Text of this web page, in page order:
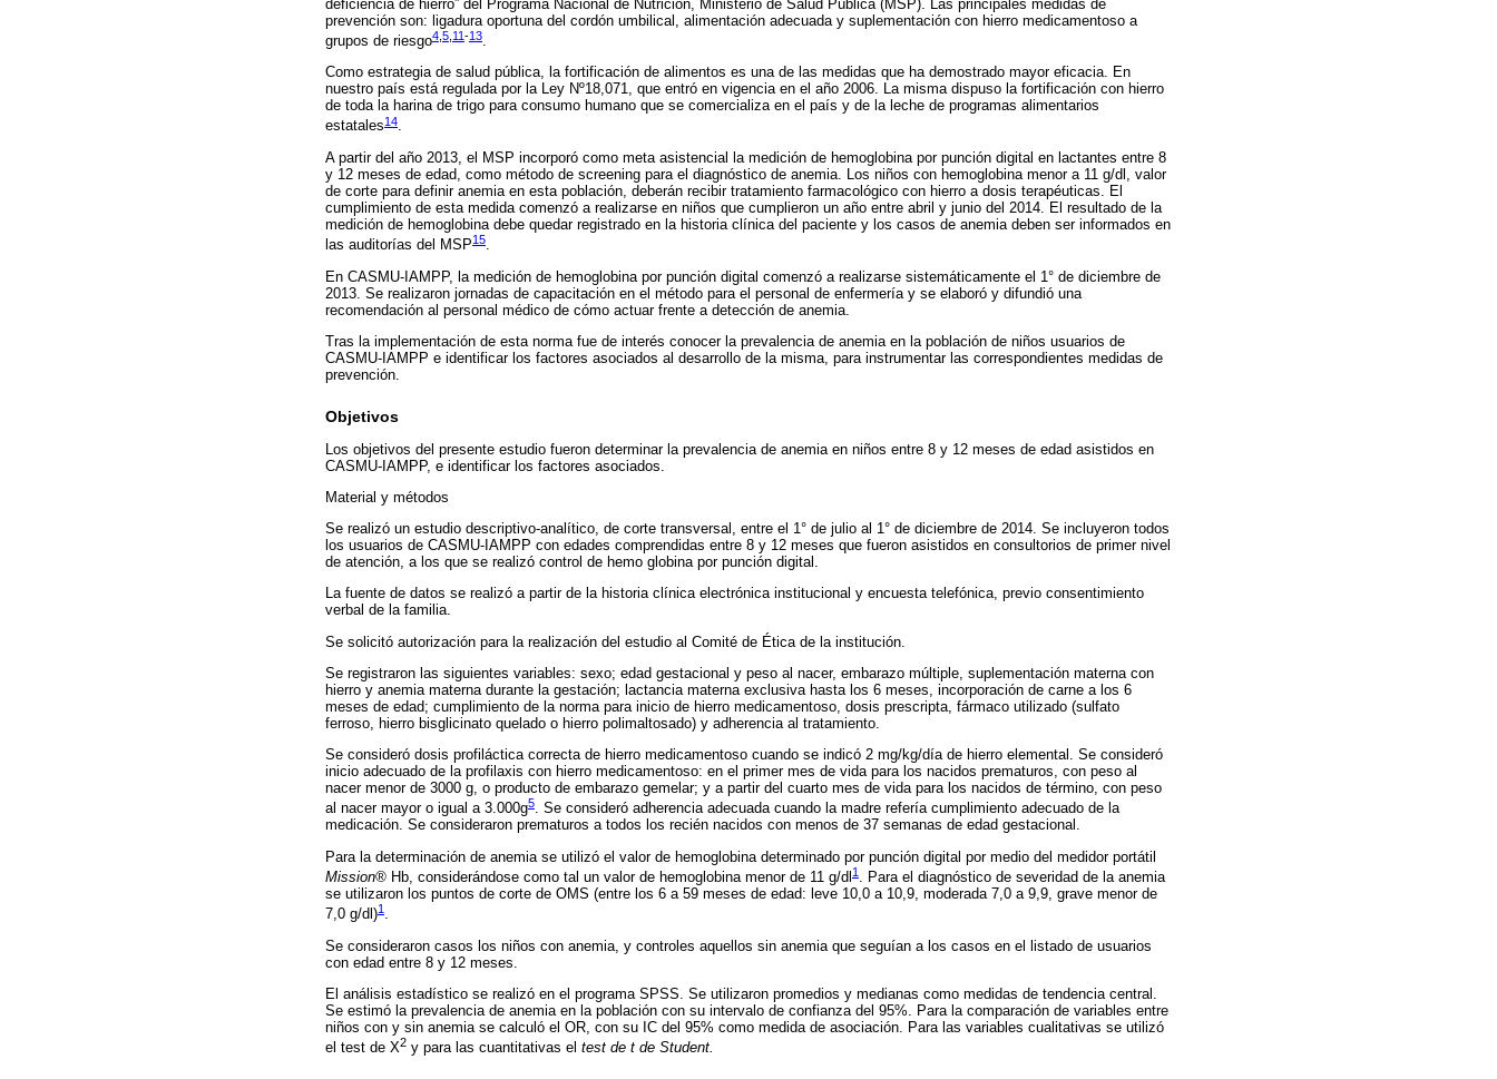
deficiencia de hierro” del Programa Nacional de Nutrición, Ministerio de Salud Pública (MSP). Las principales medidas de
prevención son: ligadura oportuna del cordón umbilical, alimentación adecuada y suplementación con hierro medicamentoso a
grupos de riesgo4 5 11-13.
Como estrategia de salud pública, la fortificación de alimentos es una de las medidas que ha demostrado mayor eficacia. En
nuestro país está regulada por la Ley Nº18,071, que entró en vigencia en el año 2006. La misma dispuso la fortificación con hierro
de toda la harina de trigo para consumo humano que se comercializa en el país y de la leche de programas alimentarios
estatales14.
A partir del año 2013, el MSP incorporó como meta asistencial la medición de hemoglobina por punción digital en lactantes entre 8
y 12 meses de edad, como método de screening para el diagnóstico de anemia. Los niños con hemoglobina menor a 11 g/dl, valor
de corte para definir anemia en esta población, deberán recibir tratamiento farmacológico con hierro a dosis terapéuticas. El
cumplimiento de esta medida comenzó a realizarse en niños que cumplieron un año entre abril y junio del 2014. El resultado de la
medición de hemoglobina debe quedar registrado en la historia clínica del paciente y los casos de anemia deben ser informados en
las auditorías del MSP15.
En CASMU-IAMPP, la medición de hemoglobina por punción digital comenzó a realizarse sistemáticamente el 1° de diciembre de
2013. Se realizaron jornadas de capacitación en el método para el personal de enfermería y se elaboró y difundió una
recomendación al personal médico de cómo actuar frente a detección de anemia.
Tras la implementación de esta norma fue de interés conocer la prevalencia de anemia en la población de niños usuarios de
CASMU-IAMPP e identificar los factores asociados al desarrollo de la misma, para instrumentar las correspondientes medidas de
prevención.
Objetivos
Los objetivos del presente estudio fueron determinar la prevalencia de anemia en niños entre 8 y 12 meses de edad asistidos en
CASMU-IAMPP, e identificar los factores asociados.
Material y métodos
Se realizó un estudio descriptivo-analítico, de corte transversal, entre el 1° de julio al 1° de diciembre de 2014. Se incluyeron todos
los usuarios de CASMU-IAMPP con edades comprendidas entre 8 y 12 meses que fueron asistidos en consultorios de primer nivel
de atención, a los que se realizó control de hemo globina por punción digital.
La fuente de datos se realizó a partir de la historia clínica electrónica institucional y encuesta telefónica, previo consentimiento
verbal de la familia.
Se solicitó autorización para la realización del estudio al Comité de Ética de la institución.
Se registraron las siguientes variables: sexo; edad gestacional y peso al nacer, embarazo múltiple, suplementación materna con
hierro y anemia materna durante la gestación; lactancia materna exclusiva hasta los 6 meses, incorporación de carne a los 6
meses de edad; cumplimiento de la norma para inicio de hierro medicamentoso, dosis prescripta, fármaco utilizado (sulfato
ferroso, hierro bisglicinato quelado o hierro polimaltosado) y adherencia al tratamiento.
Se consideró dosis profiláctica correcta de hierro medicamentoso cuando se indicó 2 mg/kg/día de hierro elemental. Se consideró
inicio adecuado de la profilaxis con hierro medicamentoso: en el primer mes de vida para los nacidos prematuros, con peso al
nacer menor de 3000 g, o producto de embarazo gemelar; y a partir del cuarto mes de vida para los nacidos de término, con peso
al nacer mayor o igual a 3.000g5. Se consideró adherencia adecuada cuando la madre refería cumplimiento adecuado de la
medicación. Se consideraron prematuros a todos los recién nacidos con menos de 37 semanas de edad gestacional.
Para la determinación de anemia se utilizó el valor de hemoglobina determinado por punción digital por medio del medidor portátil
Mission® Hb, considerándose como tal un valor de hemoglobina menor de 11 g/dl 1 . Para el diagnóstico de severidad de la anemia
se utilizaron los puntos de corte de OMS (entre los 6 a 59 meses de edad: leve 10,0 a 10,9, moderada 7,0 a 9,9, grave menor de
7,0 g/dl)1 .
Se consideraron casos los niños con anemia, y controles aquellos sin anemia que seguían a los casos en el listado de usuarios
con edad entre 8 y 12 meses.
El análisis estadístico se realizó en el programa SPSS. Se utilizaron promedios y medianas como medidas de tendencia central.
Se estimó la prevalencia de anemia en la población con su intervalo de confianza del 95%. Para la comparación de variables entre
niños con y sin anemia se calculó el OR, con su IC del 95% como medida de asociación. Para las variables cualitativas se utilizó
el test de X2 y para las cuantitativas el test de t de Student.